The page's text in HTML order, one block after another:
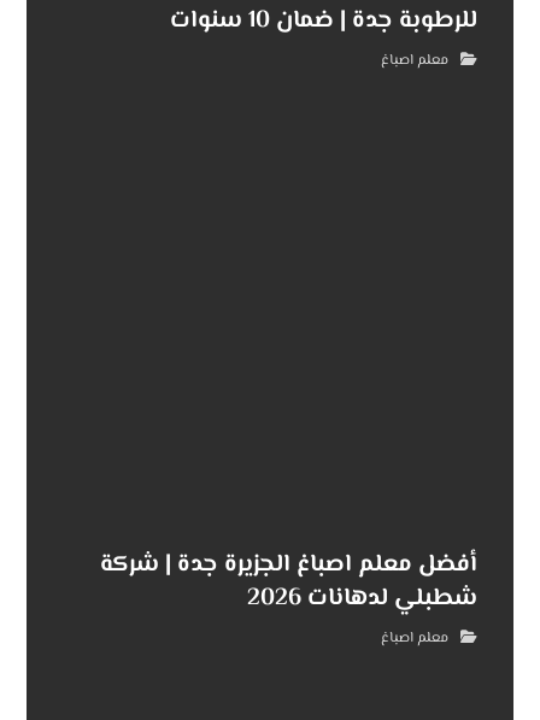
للرطوبة جدة | ضمان 10 سنوات
معلم اصباغ
أفضل معلم اصباغ الجزيرة جدة | شركة
شطبلي لدهانات 2026
معلم اصباغ